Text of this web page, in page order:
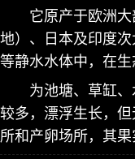
它原产于欧洲
地）、日本及印度
等静水水体中，在
为池塘、草缸
较多，漂浮生长，
所和产卵场所，其